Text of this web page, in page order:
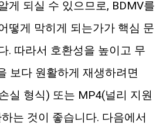
게 되실 수 있으므로, BDMV를
떻게 막히게 되는가가 핵심 문
. 따라서 호환성을 높이고 무
보다 원활하게 재생하려면
실 형식) 또는 MP4(널리 지원
는 것이 좋습니다. 다음에서